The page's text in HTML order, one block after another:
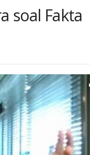
soal Fakta